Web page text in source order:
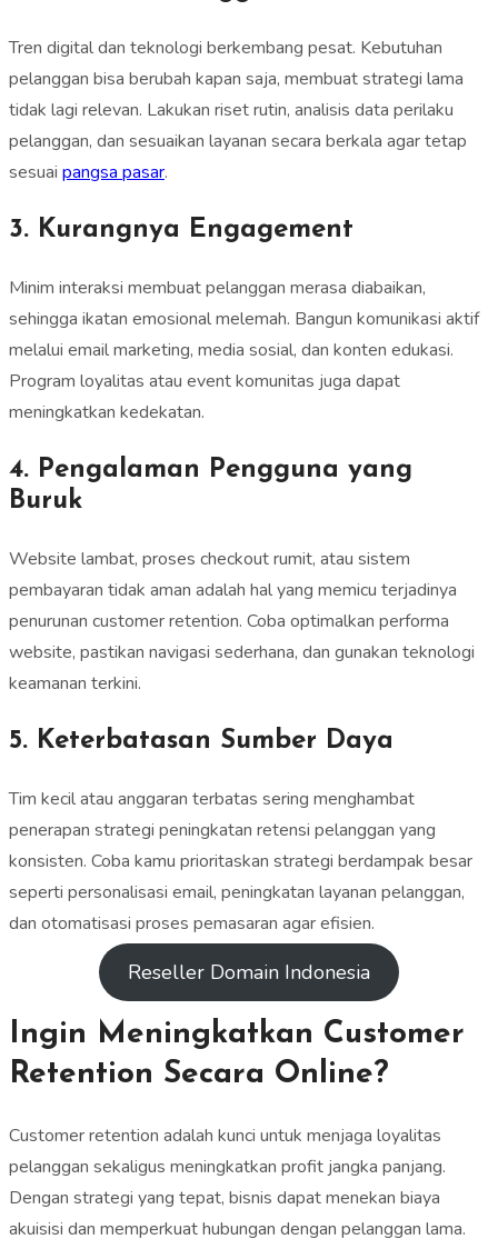
Tren digital dan teknologi berkembang pesat. Kebutuhan
pelanggan bisa berubah kapan saja, membuat strategi lama
tidak lagi relevan. Lakukan riset rutin, analisis data perilaku
pelanggan, dan sesuaikan layanan secara berkala agar tetap
sesuai pangsa pasar.
3. Kurangnya Engagement
Minim interaksi membuat pelanggan merasa diabaikan,
sehingga ikatan emosional melemah. Bangun komunikasi aktif
melalui email marketing, media sosial, dan konten edukasi.
Program loyalitas atau event komunitas juga dapat
meningkatkan kedekatan.
4. Pengalaman Pengguna yang
Buruk
Website lambat, proses checkout rumit, atau sistem
pembayaran tidak aman adalah hal yang memicu terjadinya
penurunan customer retention. Coba optimalkan performa
website, pastikan navigasi sederhana, dan gunakan teknologi
keamanan terkini.
5. Keterbatasan Sumber Daya
Tim kecil atau anggaran terbatas sering menghambat
penerapan strategi peningkatan retensi pelanggan yang
konsisten. Coba kamu prioritaskan strategi berdampak besar
seperti personalisasi email, peningkatan layanan pelanggan,
dan otomatisasi proses pemasaran agar efisien.
Reseller Domain Indonesia
Ingin Meningkatkan Customer
Retention Secara Online?
Customer retention adalah kunci untuk menjaga loyalitas
pelanggan sekaligus meningkatkan profit jangka panjang.
Dengan strategi yang tepat, bisnis dapat menekan biaya
akuisisi dan memperkuat hubungan dengan pelanggan lama.